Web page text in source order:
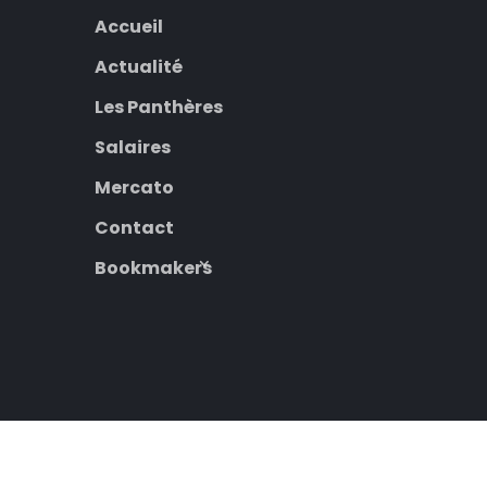
Accueil
Actualité
Les Panthères
Salaires
Mercato
Contact
Bookmakers